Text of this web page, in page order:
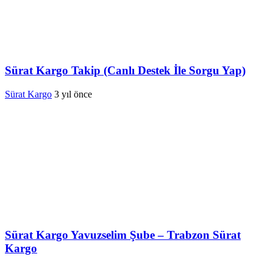
Sürat Kargo Takip (Canlı Destek İle Sorgu Yap)
Sürat Kargo 3 yıl önce
Sürat Kargo Yavuzselim Şube – Trabzon Sürat
Kargo